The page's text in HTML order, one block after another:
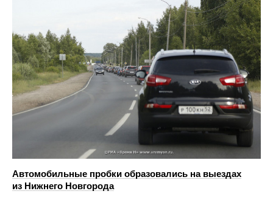
Автомобильные пробки образовались на выездах
из Нижнего Новгорода